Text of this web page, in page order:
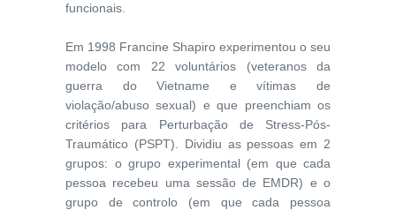
funcionais.
Em 1998 Francine Shapiro experimentou o seu
modelo com 22 voluntários (veteranos da
guerra do Vietname e vítimas de
violação/abuso sexual) e que preenchiam os
critérios para Perturbação de Stress-Pós-
Traumático (PSPT). Dividiu as pessoas em 2
grupos: o grupo experimental (em que cada
pessoa recebeu uma sessão de EMDR) e o
grupo de controlo (em que cada pessoa